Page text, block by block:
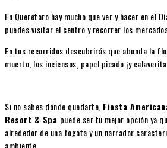
En Querétaro hay mucho que ver y hacer en el
puedes visitar el centro y recorrer los
En tus recorridos descubrirás que abunda la
muerto, los inciensos, papel picado ¡y
Si no sabes dónde quedarte, Fiesta
Resort & Spa puede ser tu mejor opción ya
alrededor de una fogata y un narrador
ambiente.